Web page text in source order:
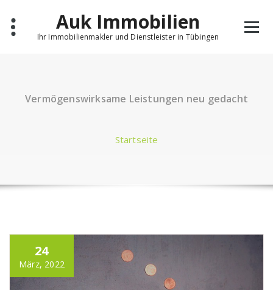
zum
Inhalt
Auk Immobilien
Ihr Immobilienmakler und Dienstleister in Tübingen
Vermögenswirksame Leistungen neu gedacht
Startseite
24
März, 2022